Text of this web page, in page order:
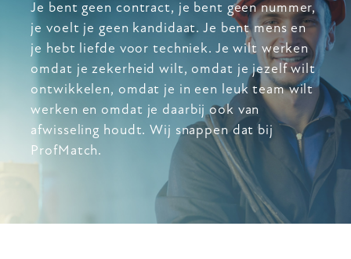
Je bent geen contract, je bent geen nummer,
je voelt je geen kandidaat. Je bent mens en
je hebt liefde voor techniek. Je wilt werken
omdat je zekerheid wilt, omdat je jezelf wilt
ontwikkelen, omdat je in een leuk team wilt
werken en omdat je daarbij ook van
afwisseling houdt. Wij snappen dat bij
ProfMatch.